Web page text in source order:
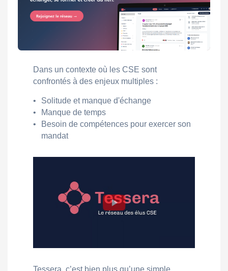
Dans un contexte où les CSE sont
confrontés à des enjeux multiples :
•
Solitude et manque d'échange
•
Manque de temps
•
Besoin de compétences pour exercer son
mandat
Tessera, c’est bien plus qu’une simple